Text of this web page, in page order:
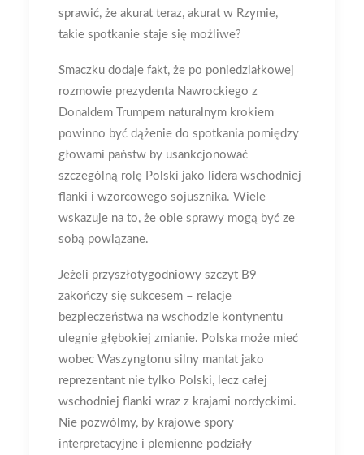
sprawić, że akurat teraz, akurat w Rzymie,
takie spotkanie staje się możliwe?
Smaczku dodaje fakt, że po poniedziałkowej
rozmowie prezydenta Nawrockiego z
Donaldem Trumpem naturalnym krokiem
powinno być dążenie do spotkania pomiędzy
głowami państw by usankcjonować
szczególną rolę Polski jako lidera wschodniej
flanki i wzorcowego sojusznika. Wiele
wskazuje na to, że obie sprawy mogą być ze
sobą powiązane.
Jeżeli przyszłotygodniowy szczyt B9
zakończy się sukcesem – relacje
bezpieczeństwa na wschodzie kontynentu
ulegnie głębokiej zmianie. Polska może mieć
wobec Waszyngtonu silny mantat jako
reprezentant nie tylko Polski, lecz całej
wschodniej flanki wraz z krajami nordyckimi.
Nie pozwólmy, by krajowe spory
interpretacyjne i plemienne podziały